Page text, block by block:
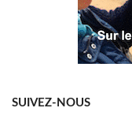
SUIVEZ-NOUS